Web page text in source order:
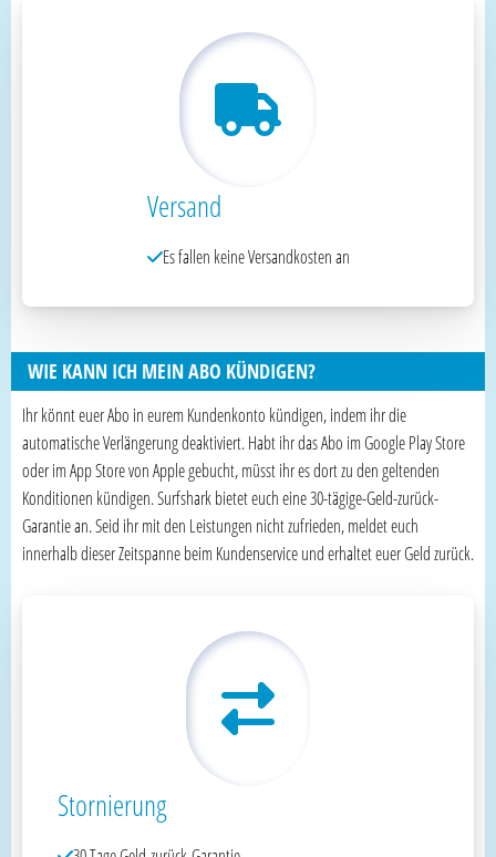
Versand
Es fallen keine Versandkosten an
WIE KANN ICH MEIN ABO KÜNDIGEN?
Ihr könnt euer Abo in eurem Kundenkonto kündigen, indem ihr die
automatische Verlängerung deaktiviert. Habt ihr das Abo im Google Play Store
oder im App Store von Apple gebucht, müsst ihr es dort zu den geltenden
Konditionen kündigen. Surfshark bietet euch eine 30-tägige-Geld-zurück-
Garantie an. Seid ihr mit den Leistungen nicht zufrieden, meldet euch
innerhalb dieser Zeitspanne beim Kundenservice und erhaltet euer Geld zurück.
Stornierung